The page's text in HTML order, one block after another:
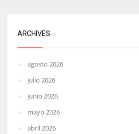
ARCHIVES
agosto 2026
julio 2026
junio 2026
mayo 2026
abril 2026